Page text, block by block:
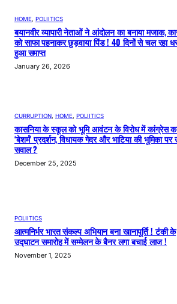
HOME, POLIITICS
बयानवीर व्यापारी नेताओं ने आंदोलन का बनाया मजाक,
को साफा पहनाकर छुड़वाया पिंड ! 40 दिनों से चल रहा
हुआ समाप्त
January 26, 2026
CURRUPTION, HOME, POLIITICS
कासनिया के स्कूल को भूमि आवंटन के विरोध में कांग्रेस
‘बेशर्म’ प्रदर्शन, विधायक गेदर और भाटिया की भूमिका पर
सवाल ?
December 25, 2025
POLIITICS
आत्मनिर्भर भारत संकल्प अभियान बना खानापूर्ति ! टंकी के
उद्घाटन समारोह में सम्मेलन के बैनर लगा बचाई लाज !
November 1, 2025